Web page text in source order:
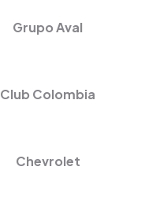
Grupo Aval
Club Colombia
Chevrolet